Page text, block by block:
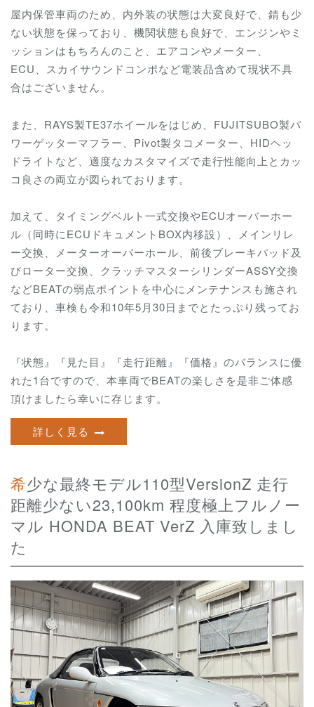
屋内保管車両のため、内外装の状態は大変良好で、錆も少
ない状態を保っており、機関状態も良好で、エンジンやミ
ッションはもちろんのこと、エアコンやメーター、
ECU、スカイサウンドコンポなど電装品含めて現状不具
合はございません。
また、RAYS製TE37ホイールをはじめ、FUJITSUBO製パ
ワーゲッターマフラー、Pivot製タコメーター、HIDヘッ
ドライトなど、適度なカスタマイズで走行性能向上とカッ
コ良さの両立が図られております。
加えて、タイミングベルト一式交換やECUオーバーホー
ル（同時にECUドキュメントBOX内移設）、メインリレ
ー交換、メーターオーバーホール、前後ブレーキパッド及
びローター交換、クラッチマスターシリンダーASSY交換
などBEATの弱点ポイントを中心にメンテナンスも施され
ており
、車検も令和10年5月30日までとたっぷり残ってお
ります。
『状態』『見た目』『走行距離』『価格』のバランスに優
れた1台ですので、 本車両でBEATの楽しさを是非ご体感
頂けましたら幸いに存じます。
詳しく見る
希少な最終モデル110型VersionZ 走行
距離少ない23,100km 程度極上フルノー
マル HONDA BEAT VerZ 入庫致しまし
た